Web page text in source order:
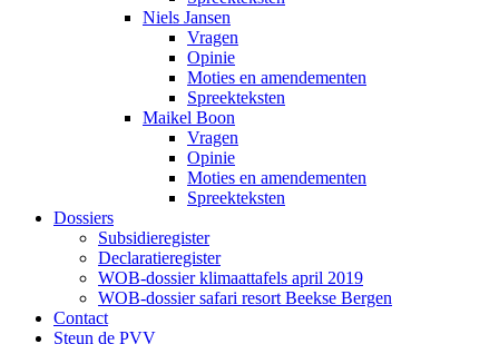
Niels Jansen
Vragen
Opinie
Moties en amendementen
Spreekteksten
Maikel Boon
Vragen
Opinie
Moties en amendementen
Spreekteksten
Dossiers
Subsidieregister
Declaratieregister
WOB-dossier klimaattafels april 2019
WOB-dossier safari resort Beekse Bergen
Contact
Steun de PVV